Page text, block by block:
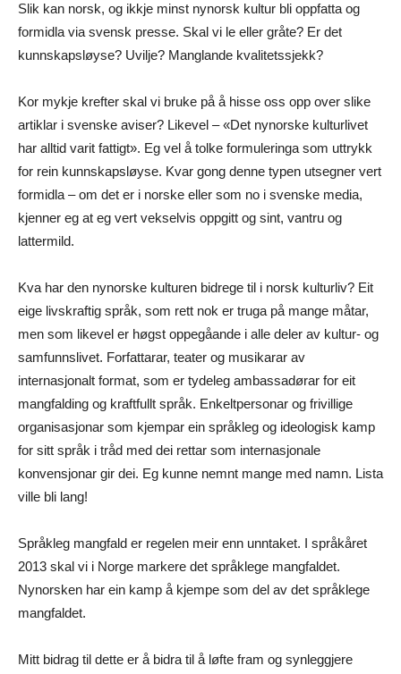
Slik kan norsk, og ikkje minst nynorsk kultur bli oppfatta og
formidla via svensk presse. Skal vi le eller gråte? Er det
kunnskapsløyse? Uvilje? Manglande kvalitetssjekk?
Kor mykje krefter skal vi bruke på å hisse oss opp over slike
artiklar i svenske aviser? Likevel – «Det nynorske kulturlivet
har alltid varit fattigt». Eg vel å tolke formuleringa som uttrykk
for rein kunnskapsløyse. Kvar gong denne typen utsegner vert
formidla – om det er i norske eller som no i svenske media,
kjenner eg at eg vert vekselvis oppgitt og sint, vantru og
lattermild.
Kva har den nynorske kulturen bidrege til i norsk kulturliv? Eit
eige livskraftig språk, som rett nok er truga på mange måtar,
men som likevel er høgst oppegåande i alle deler av kultur- og
samfunnslivet. Forfattarar, teater og musikarar av
internasjonalt format, som er tydeleg ambassadørar for eit
mangfalding og kraftfullt språk. Enkeltpersonar og frivillige
organisasjonar som kjempar ein språkleg og ideologisk kamp
for sitt språk i tråd med dei rettar som internasjonale
konvensjonar gir dei. Eg kunne nemnt mange med namn. Lista
ville bli lang!
Språkleg mangfald er regelen meir enn unntaket. I språkåret
2013 skal vi i Norge markere det språklege mangfaldet.
Nynorsken har ein kamp å kjempe som del av det språklege
mangfaldet.
Mitt bidrag til dette er å bidra til å løfte fram og synleggjere